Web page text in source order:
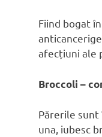
Fiind bogat
afecțiuni ale
Broccoli –
Părerile sunt
una, iubesc